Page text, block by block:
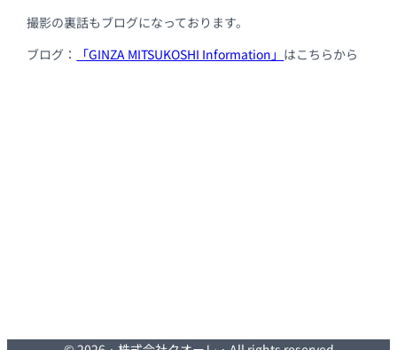
撮影の裏話もブログになっております。
ブログ：
「GINZA MITSUKOSHI Information」 はこちらから